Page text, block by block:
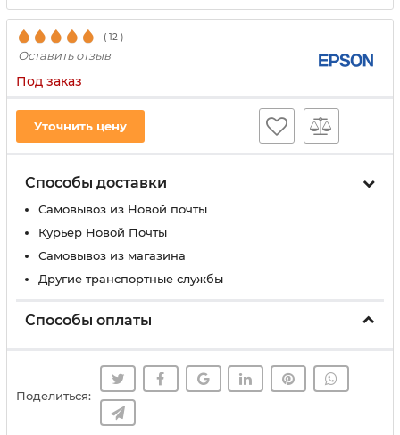
( 12 )
Оставить отзыв
Под заказ
Уточнить цену
Способы доставки
Самовывоз из Новой почты
Курьер Новой Почты
Самовывоз из магазина
Другие транспортные службы
Способы оплаты
Поделиться: